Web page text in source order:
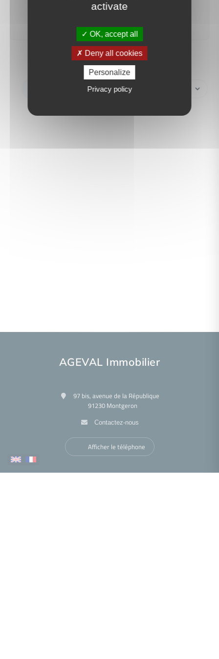
créer une alerte
Créer une alerte
AGEVAL Immobilier
97 bis, avenue de la République
91230 Montgeron
Contactez-nous
Afficher le téléphone
activate
OK, accept all
Deny all cookies
Personalize
Privacy policy